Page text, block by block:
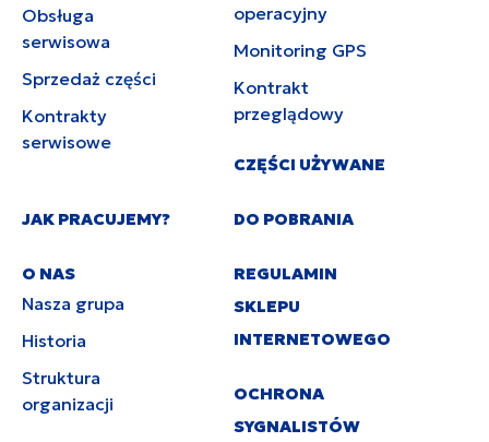
Obsługa
serwisowa
Sprzedaż części
Kontrakty
serwisowe
operacyjny
Monitoring GPS
Kontrakt
przeglądowy
CZĘŚCI UŻYWANE
JAK PRACUJEMY?
O NAS
Nasza grupa
Historia
Struktura
organizacji
DO POBRANIA
REGULAMIN
SKLEPU
INTERNETOWEGO
OCHRONA
SYGNALISTÓW